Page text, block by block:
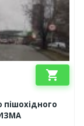
shopping_cart